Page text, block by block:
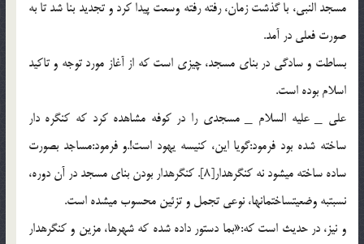
مسجد النبی، با گذشت زمان، رفته رفته وسعت پیدا کرد و تجدید بنا شد تا به
صورت فعلی در آمد.
بساطت و سادگی در بنای مسجد، چیزی است که از آغاز مورد توجه و تاکید
اسلام بوده است.
علی _ علیه السلام _ مسجدی را در کوفه مشاهده کرد که کنگره دار
ساخته شده بود فرمود:گویا این، کنیسه یهود است!.و فرمود:مساجد بصورت
ساده ساخته می‏شود نه کنگره‏دار[8]. کنگره‏دار بودن بنای مسجد در آن دوره،
نسبت‏به وضعیت‏ساختمان‏ها، نوعی تجمل و تزئین محسوب می‏شده است.
و نیز، در حدیث است که:«بما دستور داده شده که شهرها، مزین و کنگره‏دار